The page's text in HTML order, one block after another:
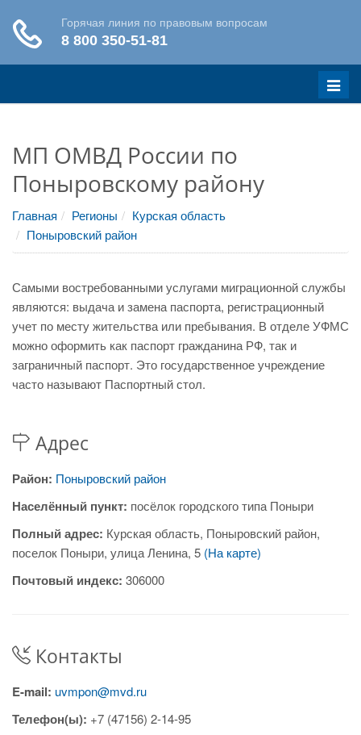
Меню
МП ОМВД России по
Поныровскому району
Главная Регионы
Курская область
Поныровский район
Самыми востребованными услугами миграционной службы
являются: выдача и замена паспорта, регистрационный
учет по месту жительства или пребывания. В отделе УФМС
можно оформить как паспорт гражданина РФ, так и
заграничный паспорт. Это государственное учреждение
часто называют Паспортный стол.
Адрес
Район: Поныровский район
Населённый пункт: посёлок городского типа Поныри
Полный адрес: Курская область, Поныровский район,
поселок Поныри, улица Ленина, 5 (На карте)
Почтовый индекс: 306000
Контакты
E-mail: uvmpon@mvd.ru
Телефон(ы): +7 (47156) 2-14-95